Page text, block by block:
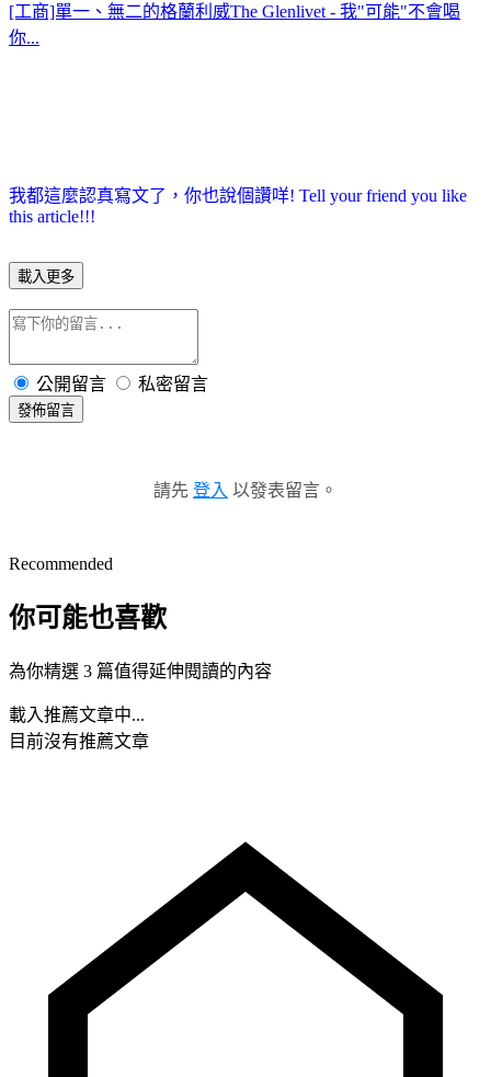
[工商]單一、無二的格蘭利威The Glenlivet - 我"可能"不會喝
你...
我都這麼認真寫文了，你也說個讚咩! Tell your friend you like
this article!!!
載入更多
公開留言 私密留言
發佈留言
請先 登入 以發表留言。
Recommended
你可能也喜歡
為你精選 3 篇值得延伸閱讀的內容
載入推薦文章中...
目前沒有推薦文章